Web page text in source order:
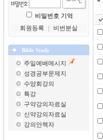
비밀번호 기억
회원등록
비번분실
Bible Study
주일예배메시지
성경공부문제지
수양회강의
특강
구약강의자료실
신약강의자료실
강의안책자